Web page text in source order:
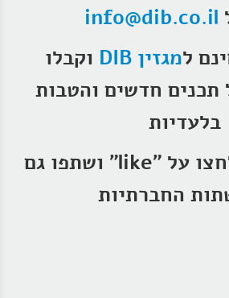
info@dib.co.il
למגזין DIB
וקבלו
תכנים חדשים והטבות
בלעדיות
אם אהבתם לחצו על "like" ושתפו גם
החברתיות